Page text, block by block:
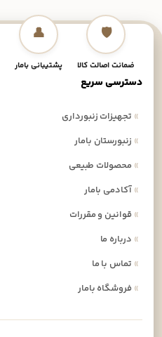
🛡️
ضمانت اصالت کالا
👤
پشتیبانی بامار
دسترسی سریع
»تجهیزات زنبورداری
»زنبورستان بامار
»محصولات طبیعی
»آکادمی بامار
»قوانین و مقررات
»درباره ما
»تماس با ما
»فروشگاه بامار